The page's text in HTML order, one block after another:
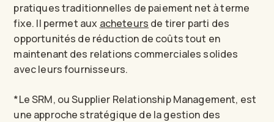
pratiques traditionnelles de paiement net à terme
fixe. Il permet aux acheteurs de tirer parti des
opportunités de réduction de coûts tout en
maintenant des relations commerciales solides
avec leurs fournisseurs.
*Le SRM, ou Supplier Relationship Management, est
une approche stratégique de la gestion des